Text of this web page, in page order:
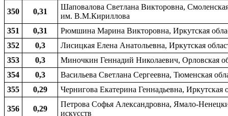
350 0,31
Шаповалова Светлана Викторовна,
им. В.М.Кириллова
351
0,31
Рюмшина Марина Викторовна, Иркутская
352
0,3
Лисицкая Елена Анатольевна, Иркутская
353
0,3
Миночкин Геннадий Николаевич, Орловская
354
0,3
Васильева Светлана Сергеевна, Тюменская
355
0,29 Чернигова Екатерина Геннадьевна, Иркутская
356 0,29
Петрова Софья Александровна, Ямало-
искусств